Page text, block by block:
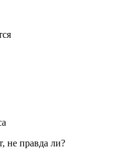
не правда ли?